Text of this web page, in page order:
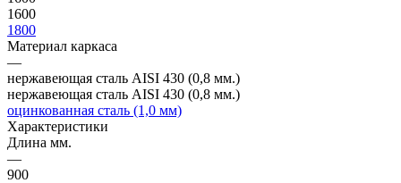
1600
1800
Материал каркаса
—
нержавеющая сталь AISI 430 (0,8 мм.)
нержавеющая сталь AISI 430 (0,8 мм.)
оцинкованная сталь (1,0 мм)
Характеристики
Длина мм.
—
900